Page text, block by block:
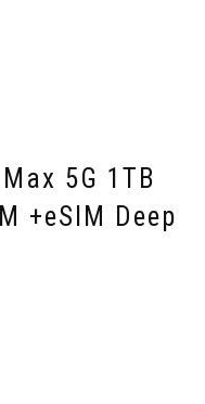
5G 1TB
+eSIM Deep